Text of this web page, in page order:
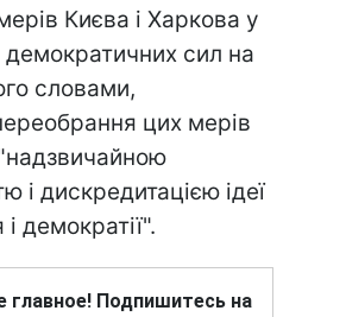
Києва і Харкова у
демократичних сил на
словами,
цих мерів
і дискредитацією ідеї
демократії".
главное! Подпишитесь на